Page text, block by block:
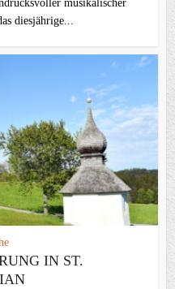
musikalischer
diesjährige...
IN ST.